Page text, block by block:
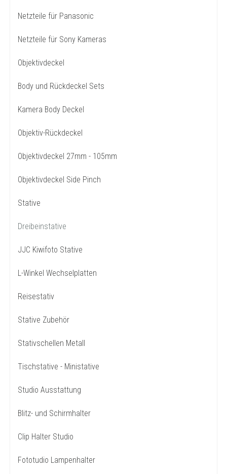
Netzteile für Panasonic
Netzteile für Sony Kameras
Objektivdeckel
Body und Rückdeckel Sets
Kamera Body Deckel
Objektiv-Rückdeckel
Objektivdeckel 27mm - 105mm
Objektivdeckel Side Pinch
Stative
Dreibeinstative
JJC Kiwifoto Stative
L-Winkel Wechselplatten
Reisestativ
Stative Zubehör
Stativschellen Metall
Tischstative - Ministative
Studio Ausstattung
Blitz- und Schirmhalter
Clip Halter Studio
Fototudio Lampenhalter